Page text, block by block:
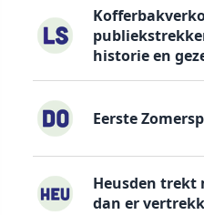
historie en
Eerste
Heusden trekt
dan er